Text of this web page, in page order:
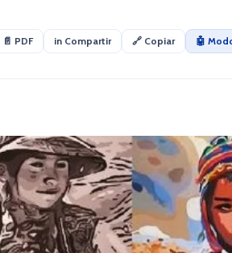
📄 PDF in Compartir 🔗 Copiar 🤖